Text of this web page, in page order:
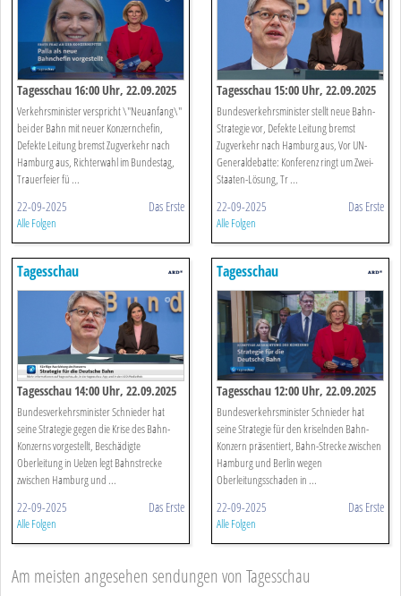
Tagesschau 16:00 Uhr, 22.09.2025
Verkehrsminister verspricht \"Neuanfang\"
bei der Bahn mit neuer Konzernchefin,
Defekte Leitung bremst Zugverkehr nach
Hamburg aus, Richterwahl im Bundestag,
Trauerfeier fü ...
22-09-2025 Das Erste
Alle Folgen
Tagesschau 15:00 Uhr, 22.09.2025
Bundesverkehrsminister stellt neue Bahn-
Strategie vor, Defekte Leitung bremst
Zugverkehr nach Hamburg aus, Vor UN-
Generaldebatte: Konferenz ringt um Zwei-
Staaten-Lösung, Tr ...
22-09-2025 Das Erste
Alle Folgen
Tagesschau
Tagesschau 14:00 Uhr, 22.09.2025
Bundesverkehrsminister Schnieder hat
seine Strategie gegen die Krise des Bahn-
Konzerns vorgestellt, Beschädigte
Oberleitung in Uelzen legt Bahnstrecke
zwischen Hamburg und ...
22-09-2025 Das Erste
Alle Folgen
Tagesschau
Tagesschau 12:00 Uhr, 22.09.2025
Bundesverkehrsminister Schnieder hat
seine Strategie für den kriselnden Bahn-
Konzern präsentiert, Bahn-Strecke zwischen
Hamburg und Berlin wegen
Oberleitungsschaden in ...
22-09-2025 Das Erste
Alle Folgen
Am meisten angesehen sendungen von Tagesschau